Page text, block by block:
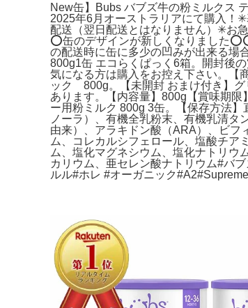
New缶】Bubs バブズ牛の粉ミルクス
2025年6月オーストラリアにて購入！
配送（翌日配送とはなりません）✳︎お
⭕️缶のデザインが新しくなりました
の配送時に缶に多少の凹みが出来る場
800g1缶 エコらくぱっく6箱。開封後
気になる方は購入をお控え下さい。
ック 800g。【未開封 おまけ付き】グ
あります。【内容量】800g【賞味期
ー用粉ミルク 800g 3缶。【保存方法
ノーラ）、有機全乳粉末、有機乳清
由来）、アラキドン酸（ARA）、ビフ
ム、コレカルシフェロール、塩酸チア
ム、塩化マグネシウム、塩化ナトリウ
カリウム、亜セレン酸ナトリウム#バ
ルル#ホレ #オーガニック